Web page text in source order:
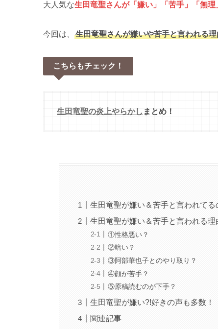
大人気な生田竜聖さんが「嫌い」「苦手」「無理
今回は、 生田竜聖さんが嫌いや苦手と言われる
こちらもチェック！
生田竜聖の炎上やらかし まとめ！
生田竜聖が嫌い＆苦手と言われてる
生田竜聖が嫌い＆苦手と言われる理
①性格悪い？
②暗い？
③阿部華也子とのやり取り？
④顔が苦手？
⑤原稿読むのが下手？
生田竜聖が嫌い?!好きの声も多数！
関連記事